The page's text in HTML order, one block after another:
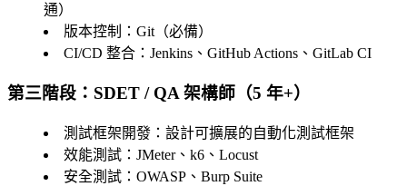
通）
版本控制 ：Git（必備）
CI/CD 整合 ：Jenkins、GitHub Actions、GitLab CI
第三階段：SDET / QA 架構師（5 年+）
測試框架開發 ：設計可擴展的自動化測試框架
效能測試 ：JMeter、k6、Locust
安全測試 ：OWASP、Burp Suite